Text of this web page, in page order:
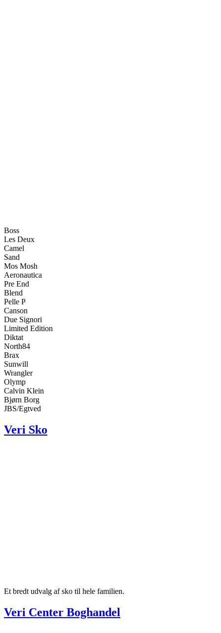
Boss
Les Deux
Camel
Sand
Mos Mosh
Aeronautica
Pre End
Blend
Pelle P
Canson
Due Signori
Limited Edition
Diktat
North84
Brax
Sunwill
Wrangler
Olymp
Calvin Klein
Bjørn Borg
JBS/Egtved
Veri Sko
Et bredt udvalg af sko til hele familien.
Veri Center Boghandel